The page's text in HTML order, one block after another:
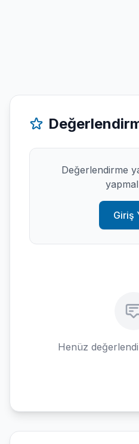
Değerlendirme
Giriş
Henüz